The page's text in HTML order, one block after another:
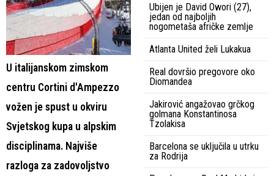
U italijanskom zimskom
centru Cortini d'Ampezzo
vožen je spust u okviru
Svjetskog kupa u alpskim
disciplinama. Najviše
razloga za zadovoljstvo
Ubijen je David Owori (27),
jedan od najboljih
nogometaša afričke zemlje
Atlanta United želi Lukakua
Real dovršio pregovore oko
Diomandea
Jakirović angažovao grčkog
golmana Konstantinosa
Tzolakisa
Barcelona se uključila u utrku
za Rodrija